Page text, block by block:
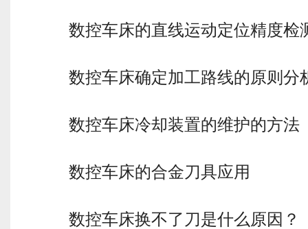
数控车床的直线运动定位精度
数控车床确定加工路线的原则
数控车床冷却装置的维护的方法
数控车床的合金刀具应用
数控车床换不了刀是什么原因？